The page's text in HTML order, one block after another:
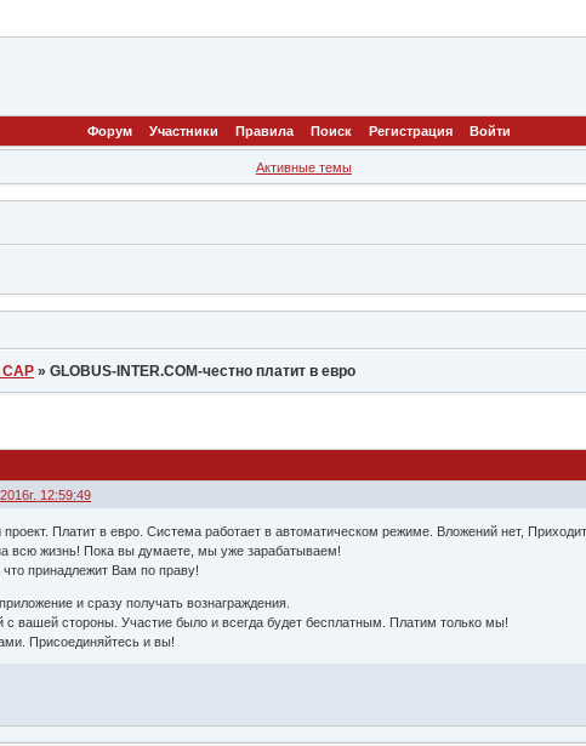
Форум Участники Правила Поиск Регистрация Войти
Активные темы
САР »GLOBUS-INTER.COM-честно платит в евро
12:59:49
Платит в евро. Система работает в автоматическом режиме. Вложений нет,
всю жизнь! Пока вы думаете, мы уже зарабатываем!
принадлежит Вам по праву!
и сразу получать вознаграждения.
с вашей стороны. Участие было и всегда будет бесплатным. Платим только мы!
Присоединяйтесь и вы!